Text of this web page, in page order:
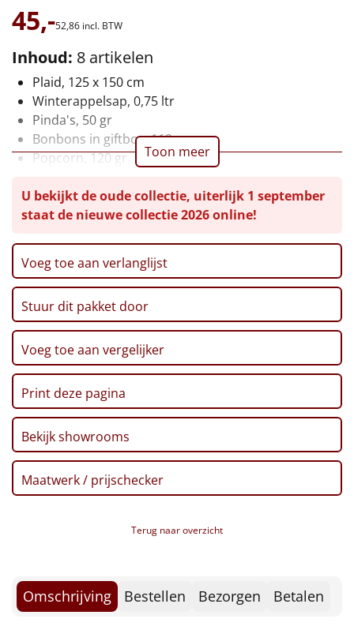
Mannen
Vrouwen
Duurzaam
Leuke
Uniek
Alle thema's
Artikel
Hitster NIEUW
Pizzarette
Tas
Wake up light
NIEUW
Borrelplank
Noodradio NIEUW
45,-52,86 incl. BTW
Inhoud: 8 artikelen
Plaid, 125 x 150 cm
Winterappelsap, 0,75 ltr
Pinda's, 50 gr
Bonbons in giftbox, 112 gr
Popcorn, 120 gr
Cheers pretzels, 100 gr
Verpakt in een feestelijke kerstdoos, 39 x 29 x 17,5
Toon meer
U bekijkt de oude collectie, uiterlijk 1 september
staat de nieuwe collectie 2026 online!
Voeg toe aan verlanglijst
Stuur dit pakket door
Voeg toe aan vergelijker
Print deze pagina
Bekijk showrooms
Maatwerk / prijschecker
Terug naar overzicht
Omschrijving Bestellen Bezorgen Betalen